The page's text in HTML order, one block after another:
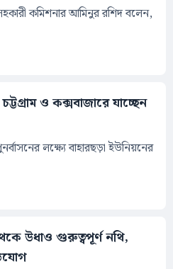
কমিশনার আমিনুর রশিদ বলেন,
চট্টগ্রাম ও কক্সবাজারে যাচ্ছেন
লক্ষ্যে বাহারছড়া ইউনিয়নের
উধাও গুরুত্বপূর্ণ নথি,